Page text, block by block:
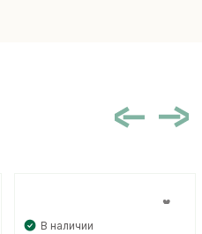
В наличии